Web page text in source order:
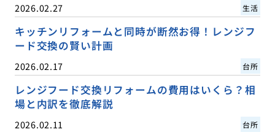
2026.02.27 生活
キッチンリフォームと同時が断然お得！レンジフ
ード交換の賢い計画
2026.02.17 台所
レンジフード交換リフォームの費用はいくら？相
場と内訳を徹底解説
2026.02.11 台所